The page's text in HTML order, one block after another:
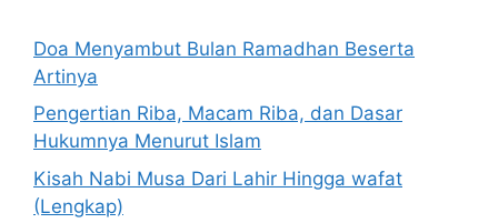
Doa Menyambut Bulan Ramadhan Beserta
Artinya
Pengertian Riba, Macam Riba, dan Dasar
Hukumnya Menurut Islam
Kisah Nabi Musa Dari Lahir Hingga wafat
(Lengkap)